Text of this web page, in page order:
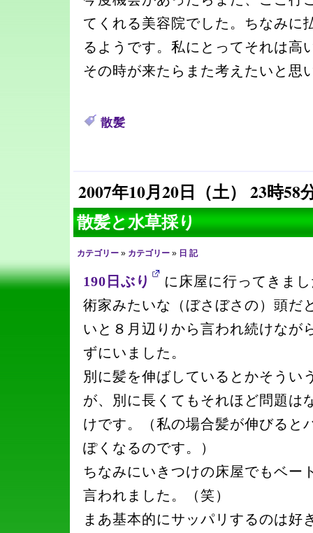
てくれる美容院でした。ちなみに
るようです。私にとってそれは
その時が来たらまた考えたいと思
散髪
2007年10月20日（土） 23時58
散髪と水草採り
カテゴリー » カテゴリー » 日 記
190日ぶり
に床屋に行ってきま
術家みたいな（ぼさぼさの）頭だ
いと８月辺りから言われ続けなが
ずにいました。
別に髪を伸ばしているとかそうい
が、別に長くてもそれほど問題は
けです。（私の場合髪が伸びると
ぽくなるのです。）
ちなみにいきつけの床屋でもベー
言われました。（笑）
まあ基本的にサッパリするのは好